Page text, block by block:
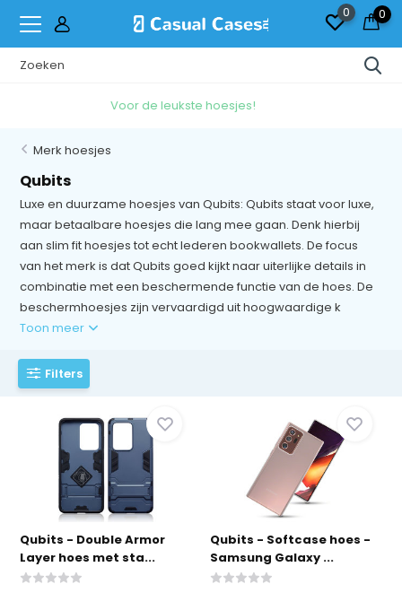
0 0
GratisVerzending & Ruilen*
Merk hoesjes
Qubits
Luxe en duurzame hoesjes van Qubits: Qubits staat voor luxe,
maar betaalbare hoesjes die lang mee gaan. Denk hierbij
aan slim fit hoesjes tot echt lederen bookwallets. De focus
van het merk is dat Qubits goed kijkt naar uiterlijke details in
combinatie met een beschermende functie van de hoes. De
beschermhoesjes zijn vervaardigd uit hoogwaardige k
Toon meer
Filters
Qubits - Double Armor
Layer hoes met sta...
Qubits - Softcase hoes -
Samsung Galaxy ...